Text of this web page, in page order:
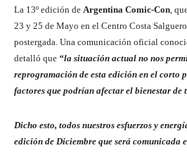
La 13º edición de Argentina Comic-Con,
23 y 25 de Mayo en el Centro Costa
postergada. Una comunicación oficial
detalló que “la situación actual no nos
reprogramación de esta edición en el corto
factores que podrían afectar el bienestar de
Dicho esto, todos nuestros esfuerzos y
edición de Diciembre que será comunicada